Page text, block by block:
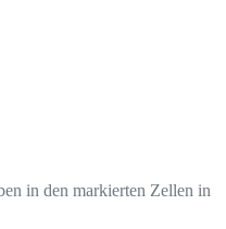
in den markierten Zellen in